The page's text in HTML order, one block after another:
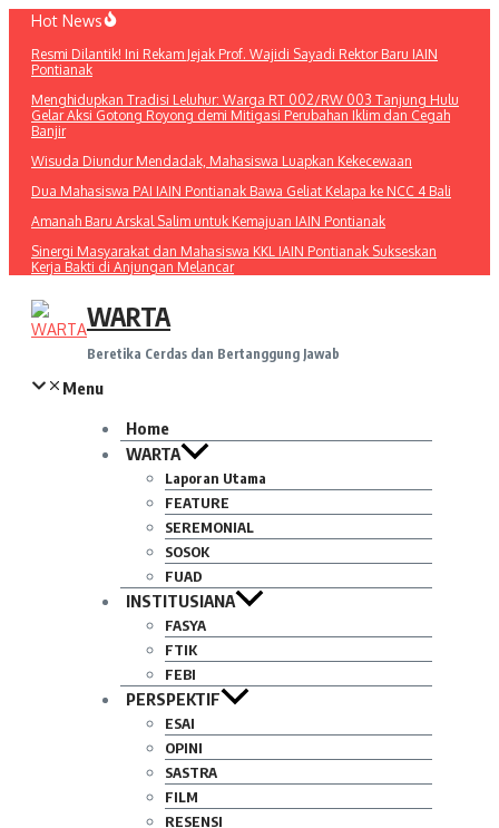
Lewati
konten
Hot News
Resmi Dilantik! Ini Rekam Jejak Prof. Wajidi Sayadi Rektor Baru IAIN
Pontianak
Menghidupkan Tradisi Leluhur: Warga RT 002/RW 003 Tanjung Hulu
Gelar Aksi Gotong Royong demi Mitigasi Perubahan Iklim dan Cegah
Banjir
Wisuda Diundur Mendadak, Mahasiswa Luapkan Kekecewaan
Dua Mahasiswa PAI IAIN Pontianak Bawa Geliat Kelapa ke NCC 4 Bali
Amanah Baru Arskal Salim untuk Kemajuan IAIN Pontianak
Sinergi Masyarakat dan Mahasiswa KKL IAIN Pontianak Sukseskan
Kerja Bakti di Anjungan Melancar
WARTA
Beretika Cerdas dan Bertanggung Jawab
Menu
Home
WARTA
Laporan Utama
FEATURE
SEREMONIAL
SOSOK
FUAD
INSTITUSIANA
FASYA
FTIK
FEBI
PERSPEKTIF
ESAI
OPINI
SASTRA
FILM
RESENSI